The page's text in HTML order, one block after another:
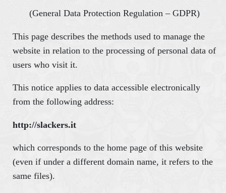
(General Data Protection Regulation – GDPR)
This page describes the methods used to manage the
website in relation to the processing of personal data of
users who visit it.
This notice applies to data accessible electronically
from the following address:
http://slackers.it
which corresponds to the home page of this website
(even if under a different domain name, it refers to the
same files).